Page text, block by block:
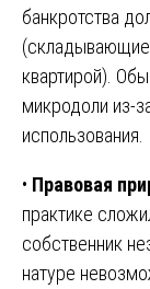
банкротства
(складывающие
квартирой).
микродоли из-
использования.
• Правовая
практике
собственник
натуре